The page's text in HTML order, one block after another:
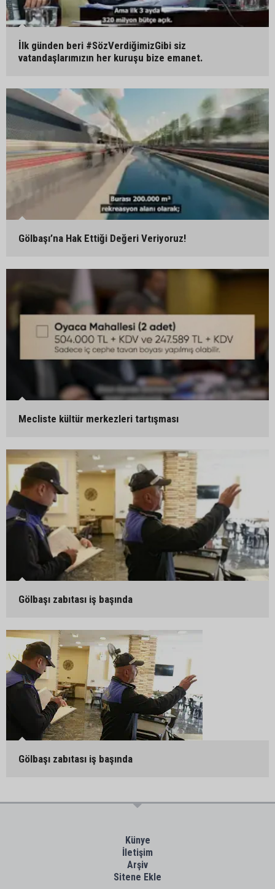
İlk günden beri #SözVerdiğimizGibi siz
vatandaşlarımızın her kuruşu bize emanet.
Gölbaşı’na Hak Ettiği Değeri Veriyoruz!
Mecliste kültür merkezleri tartışması
Gölbaşı zabıtası iş başında
Gölbaşı zabıtası iş başında
Künye
İletişim
Arşiv
Sitene Ekle